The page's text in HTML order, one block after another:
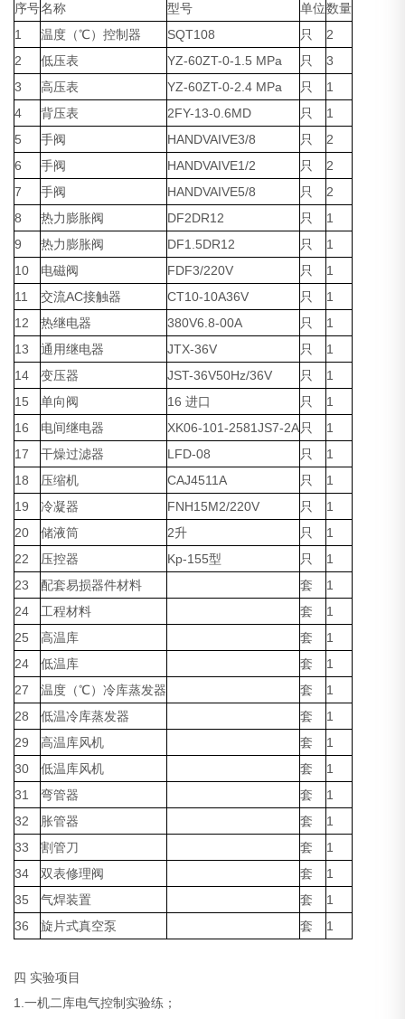
序号名称 型号 单位数量
1
温度（℃）控制器 SQT108 只
2
2
低压表 YZ-60ZT-0-1.5 MPa 只
3
3
高压表 YZ-60ZT-0-2.4 MPa 只
1
4
背压表 2FY-13-0.6MD 只
1
5
手阀 HANDVAIVE3/8 只
2
6
手阀 HANDVAIVE1/2 只
2
7
手阀 HANDVAIVE5/8 只
2
8
热力膨胀阀 DF2DR12 只
1
9
热力膨胀阀 DF1.5DR12 只
1
10
电磁阀 FDF3/220V 只
1
11
交流AC接触器 CT10-10A36V 只
1
12
热继电器 380V6.8-00A 只
1
13
通用继电器 JTX-36V 只
1
14
变压器 JST-36V50Hz/36V 只
1
15
单向阀 16 进口 只
1
16
电间继电器 XK06-101-2581JS7-2A只
1
17
干燥过滤器 LFD-08 只
1
18
压缩机 CAJ4511A 只
1
19
冷凝器 FNH15M2/220V 只
1
20
储液筒 2升 只
1
22
压控器 Kp-155型 只
1
23
配套易损器件材料 套
1
24
工程材料 套
1
25
高温库 套
1
24
低温库 套
1
27
温度（℃）冷库蒸发器 套
1
28
低温冷库蒸发器 套
1
29
高温库风机 套
1
30
低温库风机 套
1
31
弯管器 套
1
32
胀管器 套
1
33
割管刀 套
1
34
双表修理阀 套
1
35
气焊装置 套
1
36
旋片式真空泵 套 1
四 实验项目
1.一机二库电气控制实验练；